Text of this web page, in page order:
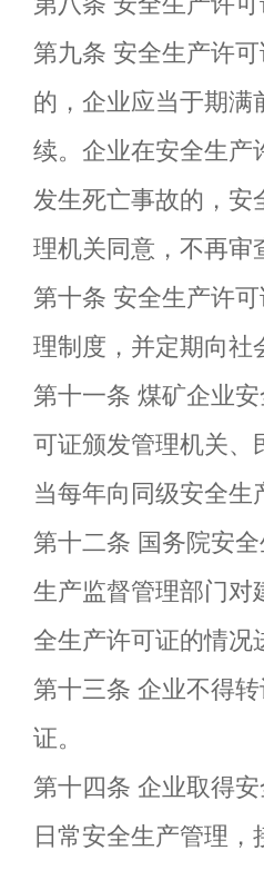
第九条 安全生产许
的，企业应当于期满
续。企业在安全生产
发生死亡事故的，安
理机关同意，不再审
第十条 安全生产许
理制度，并定期向社
第十一条 煤矿企业
可证颁发管理机关、
当每年向同级安全
第十二条 国务院安
生产监督管理部门对
全生产许可证的情况
第十三条 企业不得
证。
第十四条 企业取得
日常安全生产管理